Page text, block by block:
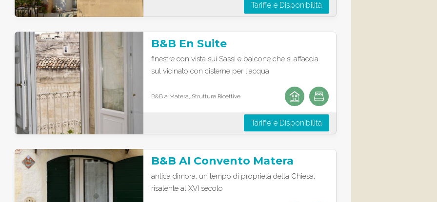
Tariffe e Disponibilità
B&B En Suite
finestre con vista sui Sassi e balcone che si affaccia
sul vicinato con cisterne per l'acqua
B&B a Matera, Strutture Ricettive
Tariffe e Disponibilità
B&B Al Convento Matera
antica dimora, un tempo di proprietà della Chiesa,
risalente al XVI secolo